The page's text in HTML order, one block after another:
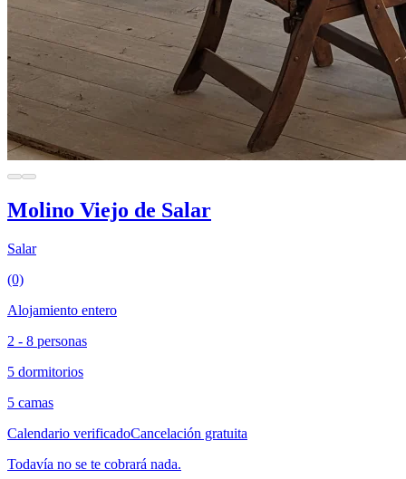
Molino Viejo de Salar
Salar
(0)
Alojamiento entero
2 - 8 personas
5 dormitorios
5 camas
Calendario verificadoCancelación gratuita
Todavía no se te cobrará nada.